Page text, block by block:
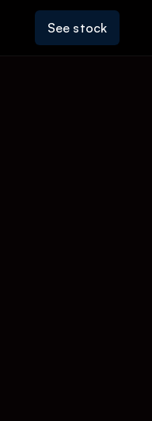
See stock